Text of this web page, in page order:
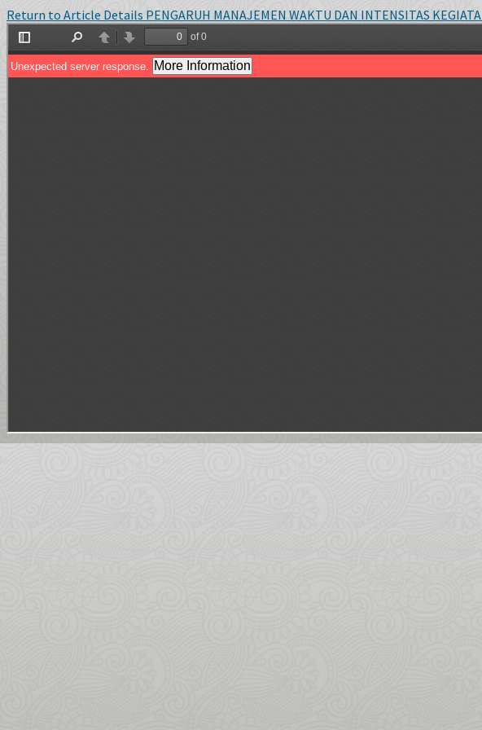
Return to Article Details PENGARUH MANAJEMEN WAKTU DAN INTENSITAS